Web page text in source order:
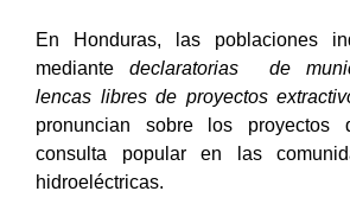
En Honduras, las poblaciones
mediante declaratorias de
lencas libres de proyectos
pronuncian sobre los proyectos
consulta popular en las
hidroeléctricas.